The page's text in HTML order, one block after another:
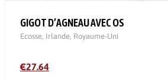
GIGOT D’AGNEAU AVEC OS
Ecosse, Irlande, Royaume-Uni
€27.64